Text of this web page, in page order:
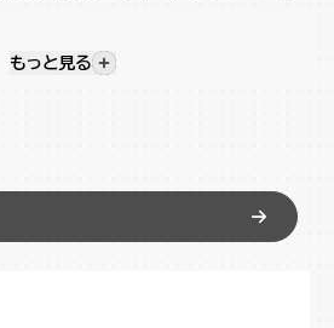
るので脱げにくくなっています。調
には、通気性のいいメッシュ素材を
くムレ予防になり快適に使えます。
畳めるので、バッグインして外出先で
視覚的に非表示のコンテンツを
もっと見る